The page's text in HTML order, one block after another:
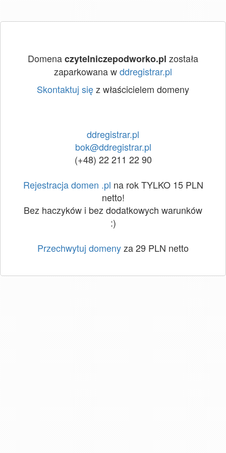
Domenaczytelniczepodworko.pl została
zaparkowana wddregistrar.pl
Skontaktuj sięz właścicielem domeny
ddregistrar.pl
bok@ddregistrar.pl
(+48) 22 211 22 90
Rejestracja domen .pl na rok TYLKO 15 PLN
netto!
Bez haczyków i bez dodatkowych warunków
:)
Przechwytuj domenyza 29 PLN netto